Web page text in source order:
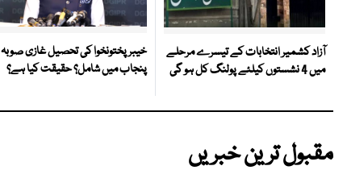
آزاد کشمیر انتخابات کے تیسرے مرحلے
میں 4 نشستوں کیلئے پولنگ کل ہو گی
خیبر پختونخوا کی تحصیل غازی صوبہ
پنجاب میں شامل؟ حقیقت کیا ہے؟
مقبول ترین خبریں